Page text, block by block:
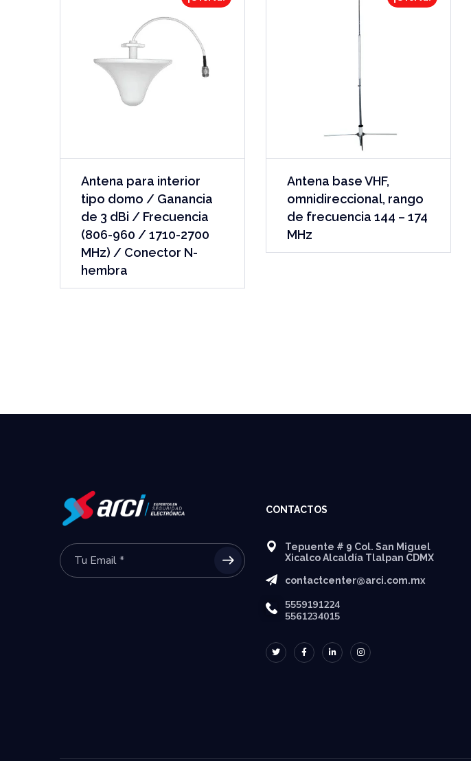
Antena para interior
tipo domo / Ganancia
de 3 dBi / Frecuencia
(806-960 / 1710-2700
MHz) / Conector N-
hembra
Antena base VHF,
omnidireccional, rango
de frecuencia 144 – 174
MHz
CONTACTOS
Tepuente # 9 Col. San Miguel
Xicalco Alcaldía Tlalpan CDMX
contactcenter@arci.com.mx
5559191224
5561234015